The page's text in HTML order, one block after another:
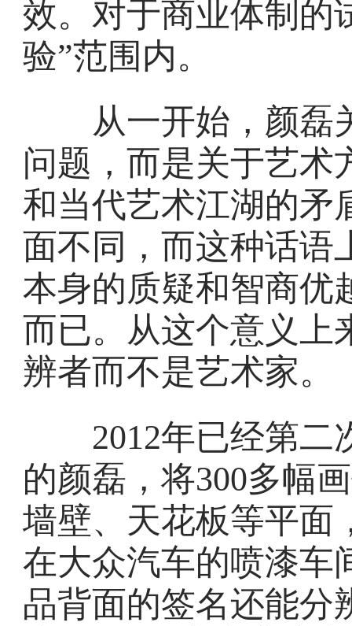
效。对于商业体制的
验”范围内。
从一开始，颜磊
问题，而是关于艺术
和当代艺术江湖的矛
面不同，而这种话语
本身的质疑和智商优
而已。从这个意义上
辨者而不是艺术家。
2012年已经第二
的颜磊，将300多幅
墙壁、天花板等平面
在大众汽车的喷漆车
品背面的签名还能分